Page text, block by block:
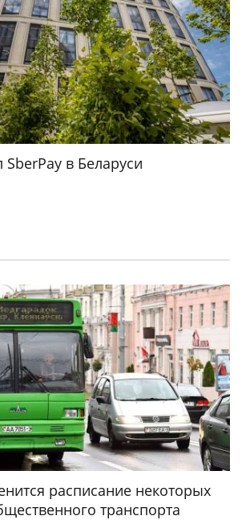
SberPay в Беларуси
расписание некоторых
транспорта